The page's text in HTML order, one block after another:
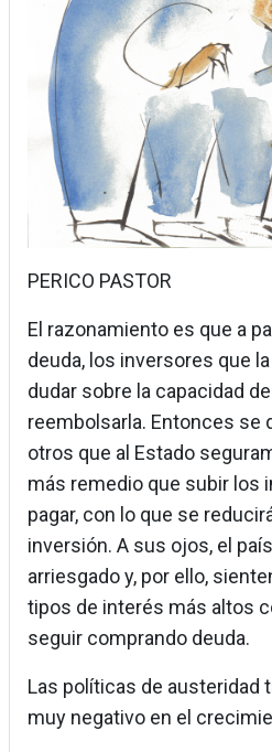
PERICO PASTOR
El razonamiento es que a
deuda, los inversores que
dudar sobre la capacidad
reembolsarla. Entonces se
otros que al Estado
más remedio que subir los
pagar, con lo que se
inversión. A sus ojos, el
arriesgado y, por ello,
tipos de interés más altos
seguir comprando deuda.
Las políticas de austeridad
muy negativo en el